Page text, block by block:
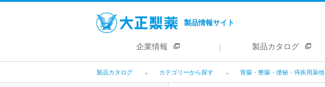
製品情報サイト
企業情報 製品カタログ
製品カタログ カテゴリーから探す 胃腸・整腸・便秘・痔疾用薬他